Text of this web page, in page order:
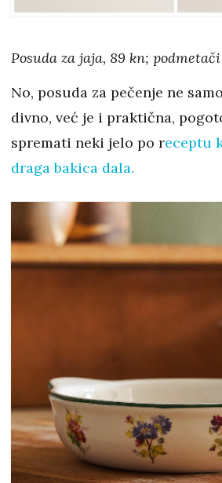
Posuda za jaja, 89 kn;
No, posuda za pečenje ne
divno, već je i praktična,
spremati neki jelo po receptu
draga bakica dala.